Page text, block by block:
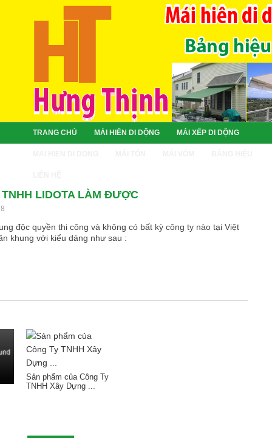
TRANG CHỦ MÁI HIÊN DI DỘNG MÁI XẾP DI DỘNG
LIDOTA LÀM ĐƯỢC
độc quyền thi công và không có bất kỳ công ty nào tại Việt
khung với kiểu dáng như sau :
Sản phẩm của Công Ty
TNHH Xây Dựng ...